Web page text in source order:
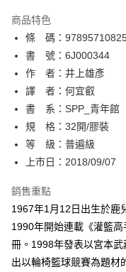
相關說明
【關於「AFTEE先享後付」
AFTEE先享後付是「在收到
便利好安心！
１．簡單：不需註冊會員、
２．便利：只要手機號碼，
３．安心：先確認商品／服
【「AFTEE先享後付」結帳
１．於結帳方式選擇「
結帳頁面，進行簡訊認證並
２．訂單成立數日內，您將
ATM／網路銀行／等多元方
※ 請注意：結帳手續完成當
購買商品的店家。未經商家
後付繳納相關費用。
※ 交易是否成功請以「
是否繳費成功／繳費後需取
ATM付款
運送方式
全家取貨付款
每筆NT$80，滿NT$500(
付款後全家取貨
每筆NT$80，滿NT$500(
付款後萊爾富取貨
每筆NT$80，滿NT$500(
商品特色
條 碼：
書 號：6J000344
作 者：井上雄彥
譯 者：何宜叡
書 系：SPP_青年館
規 格：32開/膠裝
等 級：普遍級
上市日：2018/09/07
銷售重點
1967年1月12日出生於鹿
1990年開始連載《灌籃
冊。1998年發表以宮本
出以輪椅籃球競賽為題材